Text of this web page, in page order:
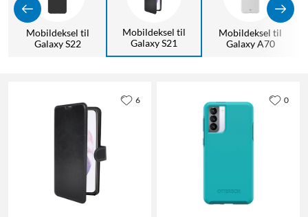
Mobildeksel til
Galaxy S22
Mobildeksel til
Galaxy S21
Mobildeksel til
Galaxy A70
6 0